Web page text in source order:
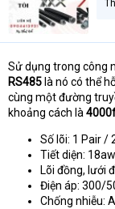
Sử dụng trong công
RS485 là nó có thể
cùng một đường
khoảng cách là
Số lõi: 1 Pair /
Tiết diện:
Lõi đồng, lưới
Điện áp: 300/
Chống nhiễu: